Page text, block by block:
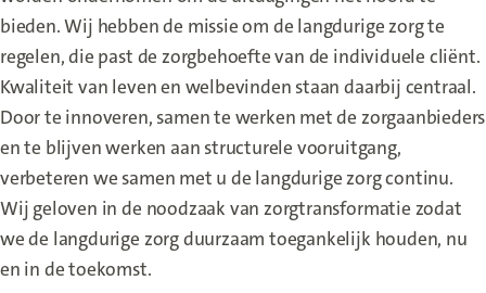
bieden. Wij hebben de missie om de langdurige zorg te
regelen, die past de zorgbehoefte van de individuele cliënt.
Kwaliteit van leven en welbevinden staan daarbij centraal.
Door te innoveren, samen te werken met de zorgaanbieders
en te blijven werken aan structurele vooruitgang,
verbeteren we samen met u de langdurige zorg continu.
Wij geloven in de noodzaak van zorgtransformatie zodat
we de langdurige zorg duurzaam toegankelijk houden, nu
en in de toekomst.